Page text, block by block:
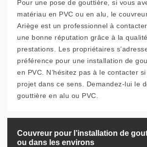
Pour une pose de gouttière, si vous
matériau en PVC ou en alu, le
Ariège est un professionnel à
une bonne réputation grâce à la
prestations. Les propriétaires
préférence pour une installation de
en PVC. N’hésitez pas à le contacter
projet dans ce sens. Demandez-lui le
gouttière en alu ou PVC.
Couvreur pour l’installation de
ou dans les environs